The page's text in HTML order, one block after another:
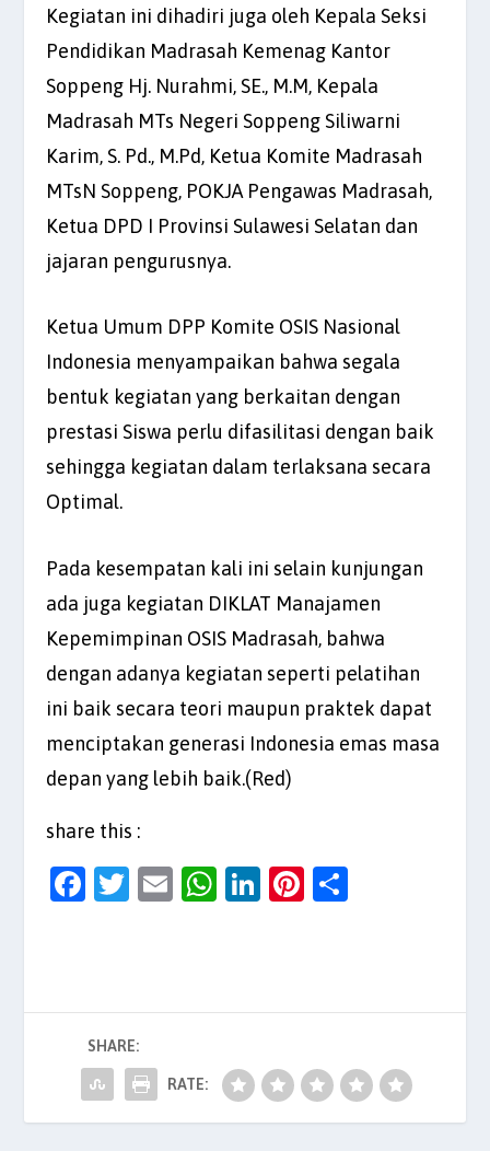
Kegiatan ini dihadiri juga oleh Kepala Seksi
Pendidikan Madrasah Kemenag Kantor
Soppeng Hj. Nurahmi, SE., M.M, Kepala
Madrasah MTs Negeri Soppeng Siliwarni
Karim, S. Pd., M.Pd, Ketua Komite Madrasah
MTsN Soppeng, POKJA Pengawas Madrasah,
Ketua DPD I Provinsi Sulawesi Selatan dan
jajaran pengurusnya.
Ketua Umum DPP Komite OSIS Nasional
Indonesia menyampaikan bahwa segala
bentuk kegiatan yang berkaitan dengan
prestasi Siswa perlu difasilitasi dengan baik
sehingga kegiatan dalam terlaksana secara
Optimal.
Pada kesempatan kali ini selain kunjungan
ada juga kegiatan DIKLAT Manajamen
Kepemimpinan OSIS Madrasah, bahwa
dengan adanya kegiatan seperti pelatihan
ini baik secara teori maupun praktek dapat
menciptakan generasi Indonesia emas masa
depan yang lebih baik.(Red)
share this :
F
b
o
o
k
T
E
W
A
p
p
Li
dI
n
Pi
t
SHARE:
RATE: